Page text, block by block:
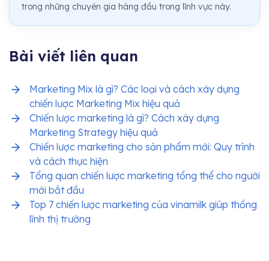
trong những chuyên gia hàng đầu trong lĩnh vực này.
Bài viết liên quan
Marketing Mix là gì? Các loại và cách xây dựng
chiến lược Marketing Mix hiệu quả
Chiến lược marketing là gì? Cách xây dựng
Marketing Strategy hiệu quả
Chiến lược marketing cho sản phẩm mới: Quy trình
và cách thực hiện
Tổng quan chiến lược marketing tổng thể cho người
mới bắt đầu
Top 7 chiến lược marketing của vinamilk giúp thống
lĩnh thị trường